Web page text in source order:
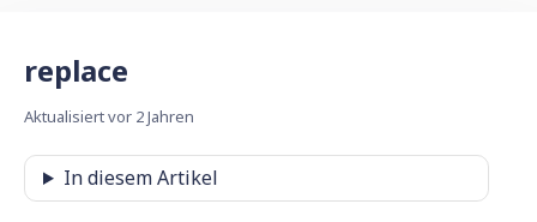
replace
Aktualisiertvor 2 Jahren
In diesem Artikel